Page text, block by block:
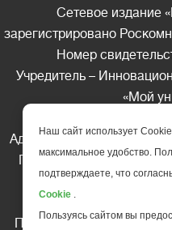
Сетевое издание
зарегистрировано
Номер
Учредитель –
«Мой
Адрес редакции: 185035
Петрозаводск, ул.
Телефон
Перепечатка
Наш сайт использует
максимальное удобство.
подтверждаете, что
Cookie .
Пользуясь сайтом вы